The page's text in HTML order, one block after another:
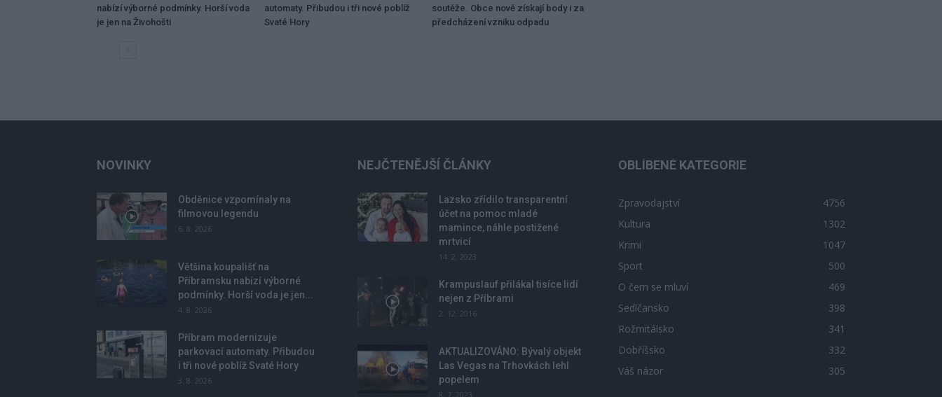
nabízí výborné podmínky. Horší voda
je jen na Živohošti
automaty. Přibudou i tři nové poblíž
Svaté Hory
soutěže. Obce nově získají body i za
předcházení vzniku odpadu
NOVINKY
Obděnice vzpomínaly na
filmovou legendu
6. 8. 2026
Většina koupališť na
Příbramsku nabízí výborné
podmínky. Horší voda je jen...
4. 8. 2026
Příbram modernizuje
parkovací automaty. Přibudou
i tři nové poblíž Svaté Hory
3. 8. 2026
NEJČTENĚJŠÍ ČLÁNKY
Lazsko zřídilo transparentní
účet na pomoc mladé
mamince, náhle postižené
mrtvicí
14. 2. 2023
Krampuslauf přilákal tisíce lidí
nejen z Příbrami
2. 12. 2016
AKTUALIZOVÁNO: Bývalý objekt
Las Vegas na Trhovkách lehl
popelem
8. 7. 2023
OBLÍBENÉ KATEGORIE
Zpravodajství
4756
Kultura
1302
Krimi
1047
Sport
500
O čem se mluví
469
Sedlčansko
398
Rožmitálsko
341
Dobříšsko
332
Váš názor
305